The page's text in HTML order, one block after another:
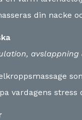
din nacke
vardagens